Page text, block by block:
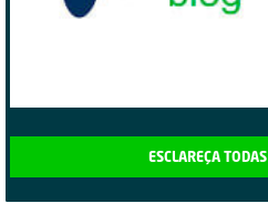
ESCLAREÇA